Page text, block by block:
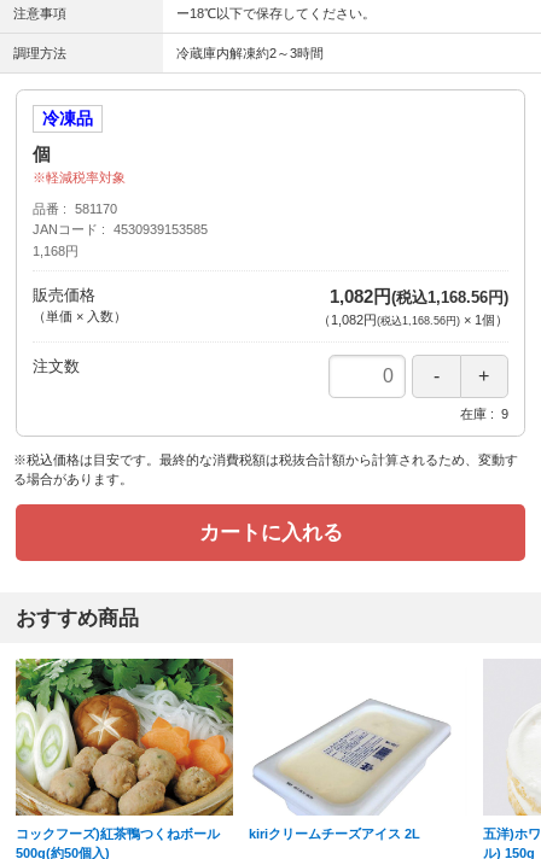
注意事項 ー18℃以下で保存してください。
調理方法 冷蔵庫内解凍約2～3時間
冷凍品
個
軽減税率対象
品番
581170
JANコード
4530939153585
1,168円
販売価格
（単価 × 入数）
1,082円(税込1,168.56円)
（ 1,082円(税込1,168.56円)× 1個 ）
注文数
在庫 9
※税込価格は目安です。最終的な消費税額は税抜合計額から計算されるため、変動す
る場合があります。
カートに入れる
おすすめ商品
コックフーズ)紅茶鴨つくねボール
500g(約50個入)
kiriクリームチーズアイス 2L
五洋)ホ
ル) 150g